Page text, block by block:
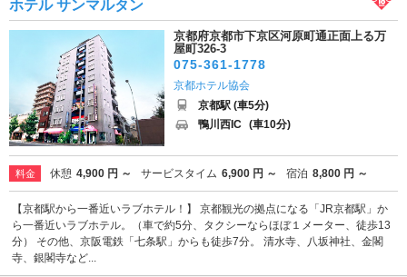
ホテル サンマルタン
京都府京都市下京区河原町通正面上る万
屋町326-3
075-361-1778
京都ホテル協会
京都駅 (車5分)
鴨川西IC (車10分)
料金 休憩 4,900 円 ～ サービスタイム 6,900 円 ～ 宿泊 8,800 円 ～
【京都駅から一番近いラブホテル！】 京都観光の拠点になる「JR京都駅」か
ら一番近いラブホテル。（車で約5分、タクシーならほぼ１メーター、徒歩13
分） その他、京阪電鉄「七条駅」からも徒歩7分。 清水寺、八坂神社、金閣
寺、銀閣寺など...